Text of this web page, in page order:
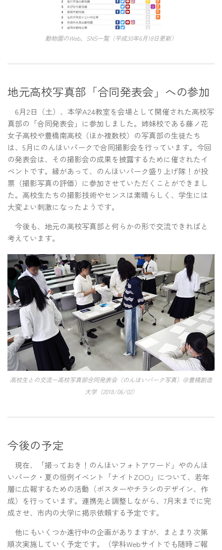
動物園のWeb，SNS一覧（平成30年6月18日更新）
地元高校写真部「合同発表会」への参加
6月2日（土）、本学A24教室を会場として開催された高校写
真部の「合同発表会」に参加しました。姉妹校である藤ノ花
女子高校や豊橋南高校（ほか複数校）の写真部の生徒たち
は、5月にのんほいパークで合同撮影会を行っています。今回
の発表会は、その撮影会の成果を披露するために催されたイ
ベントです。縁があって、のんほいパーク盛り上げ隊！が投
票（撮影写真の評価）に参加させていただくことができまし
た。高校生たちの撮影技術やセンスは素晴らしく、学生には
大変よい刺激になったようです。
今後も、地元の高校写真部と何らかの形で交流できればと
考えています。
高校生との交流ー高校写真部合同発表会（のんほいパーク写真）＠豊橋創造
大学（2018/06/02）
今後の予定
現在、「撮っておき！のんほいフォトアワード」やのんほ
いパーク・夏の恒例イベント「ナイトZOO」について、若年
層に広報するための活動（ポスターやチラシのデザイン、作
成）を行っています。連携先と調整しながら、7月末までに完
成させ、市内の大学に掲示依頼する予定です。
他にもいくつか進行中の企画がありますが、まとまり次第
順次実施していく予定です。（学科Webサイトでも随時ご報